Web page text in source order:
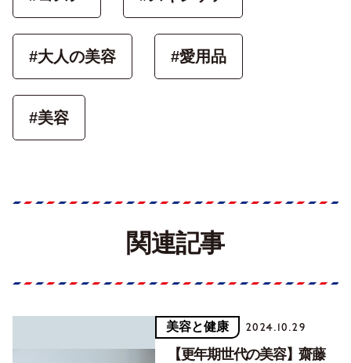
#大人の美容 #愛用品
#美容
関連記事
美容と健康 2024.10.29
【更年期世代の美容】齋藤